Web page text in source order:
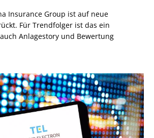
Insurance Group ist auf neue
Für Trendfolger ist das ein
Anlagestory und Bewertung